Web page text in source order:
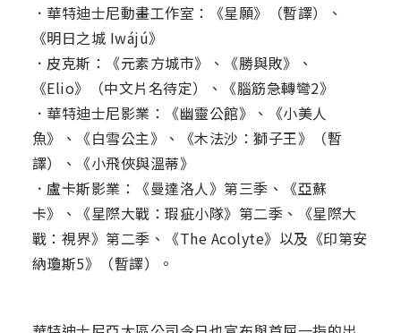
．華特迪士尼動畫工作室：《星願》（暫譯）、
《明日之城 Iwájú》
．皮克斯：《元素方城市》、《勝與敗》、
《Elio》（中文片名待定）、《腦筋急轉彎2》
．華特迪士尼影業：《幽靈公館》、《小美人
魚》、《白雪公主》、《木法沙：獅子王》（暫
譯）、《小飛俠與溫蒂》
．盧卡斯影業：《曼達洛人》第三季、《亞蘇
卡》、《星際大戰：瑕疵小隊》第二季、《星際大
戰：視界》第二季、《The Acolyte》以及《印第安
納瓊斯5》（暫譯）。